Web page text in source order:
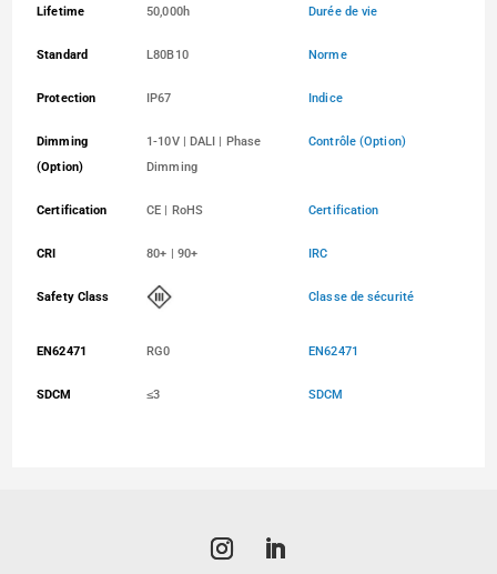
Lifetime 50,000h Durée de vie
Standard L80B10 Norme
Protection IP67 Indice
Dimming
(Option)
1-10V | DALI | Phase
Dimming
Contrôle (Option)
Certification CE | RoHS Certification
CRI 80+ | 90+ IRC
Safety Class Classe de sécurité
EN62471 RG0 EN62471
SDCM ≤3 SDCM